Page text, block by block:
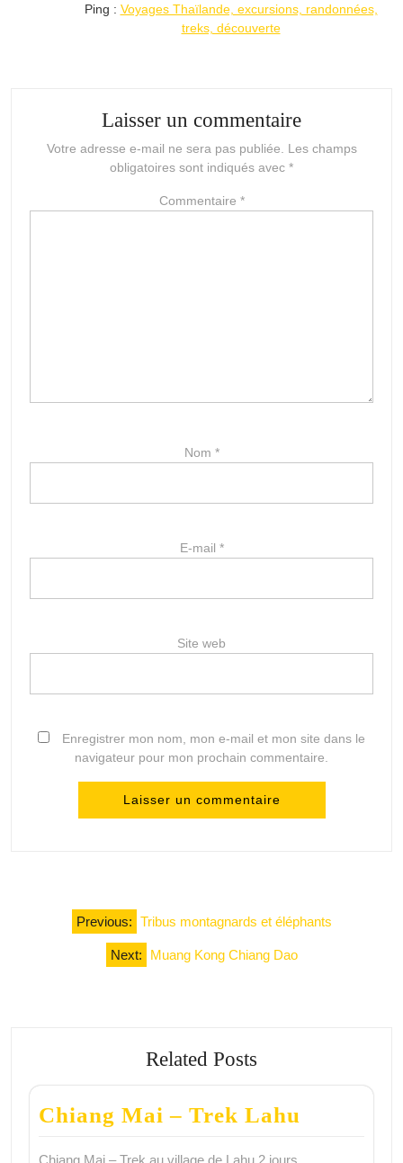
Ping : Voyages Thaïlande, excursions, randonnées,
treks, découverte
Laisser un commentaire
Votre adresse e-mail ne sera pas publiée.
Les champs
obligatoires sont indiqués avec *
Commentaire *
Nom *
E-mail *
Site web
Enregistrer mon nom, mon e-mail et mon site dans le
navigateur pour mon prochain commentaire.
Navigation
Previous: Tribus montagnards et éléphants
Next: Muang Kong Chiang Dao
Related Posts
Chiang Mai – Trek Lahu